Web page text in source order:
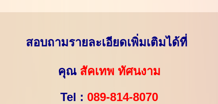
สอบถามรายละเอียดเพิ่มเติมได้ที่
คุณสัคเทพ ทัศนงาม
Tel : 089-814-8070